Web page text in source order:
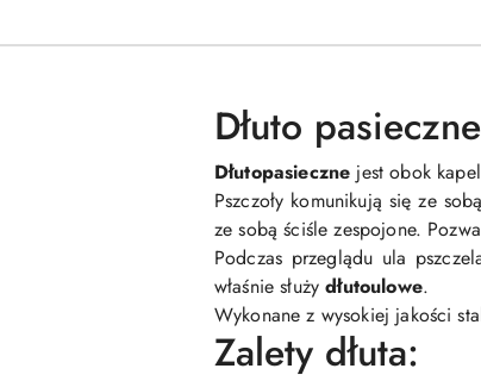
Dłuto
Dłutopasieczne jest obok
Pszczoły komunikują się ze
ze sobą ściśle zespojone.
Podczas przeglądu ula
właśnie służydłutoulowe.
Wykonane z wysokiej jakości
Zalety dłuta: